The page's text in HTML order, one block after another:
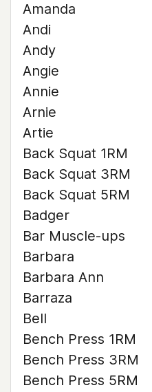
Amanda
Andi
Andy
Angie
Annie
Arnie
Artie
Back Squat 1RM
Back Squat 3RM
Back Squat 5RM
Badger
Bar Muscle-ups
Barbara
Barbara Ann
Barraza
Bell
Bench Press 1RM
Bench Press 3RM
Bench Press 5RM